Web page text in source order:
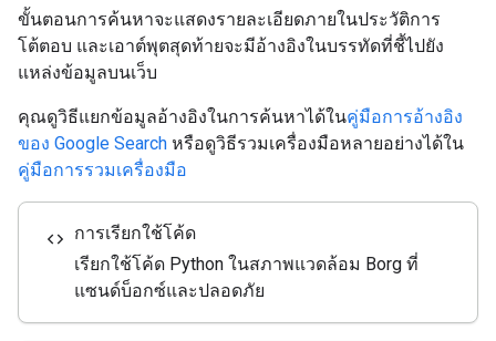
ขั้นตอนการค้นหาจะแสดงรายละเอียดภายในประวัติการ
โต้ตอบ และเอาต์พุตสุดท้ายจะมีอ้างอิงในบรรทัดที่ชี้ไปยัง
แหล่งข้อมูลบนเว็บ
คุณดูวิธีแยกข้อมูลอ้างอิงในการค้นหาได้ในคู่มือการอ้างอิง
ของ Google Search หรือดูวิธีรวมเครื่องมือหลายอย่างได้ใน
คู่มือการรวมเครื่องมือ
code การเรียกใช้โค้ด
เรียกใช้โค้ด Python ในสภาพแวดล้อม Borg ที่
แซนด์บ็อกซ์และปลอดภัย